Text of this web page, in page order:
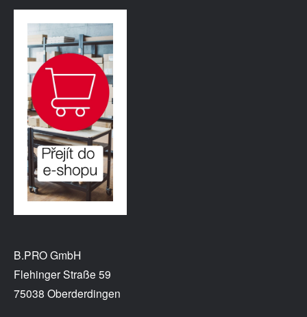
B.PRO GmbH
Flehinger Straße 59
75038 Oberderdingen